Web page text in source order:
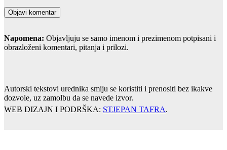
Napomena: Objavljuju se samo imenom i prezimenom potpisani i
obrazloženi komentari, pitanja i prilozi.
Autorski tekstovi urednika smiju se koristiti i prenositi bez ikakve
dozvole, uz zamolbu da se navede izvor.
WEB DIZAJN I PODRŠKA: STJEPAN TAFRA.